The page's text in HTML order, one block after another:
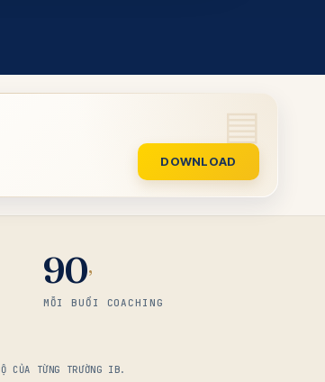
DOWNLOAD
90’
MỖI BUỔI COACHING
CỦA TỪNG TRƯỜNG IB.